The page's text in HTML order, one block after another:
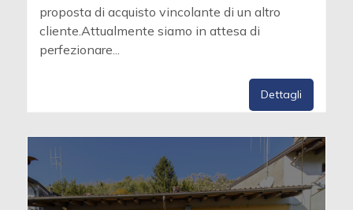
proposta di acquisto vincolante di un altro
cliente.Attualmente siamo in attesa di
perfezionare...
Dettagli